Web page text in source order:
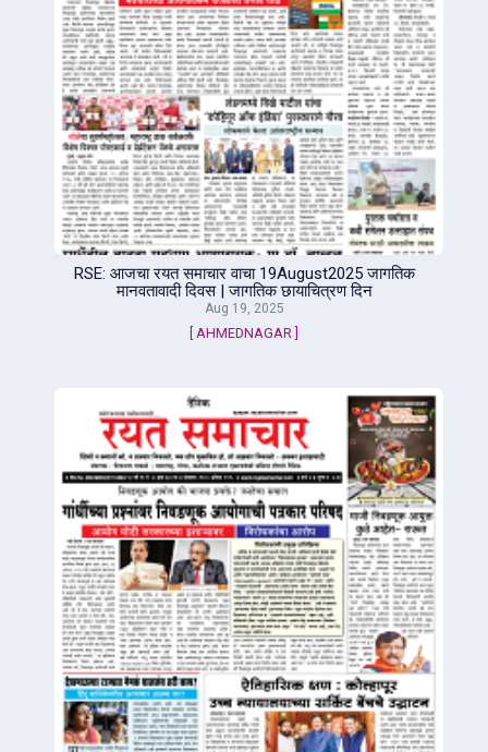
RSE: आजचा रयत समाचार वाचा 19August2025 जागतिक
मानवतावादी दिवस | जागतिक छायाचित्रण दिन
Aug 19, 2025
[ AHMEDNAGAR ]